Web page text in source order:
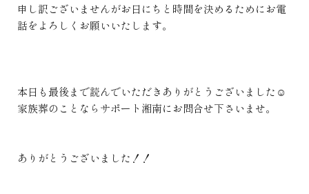
申し訳ございませんがお日にちと時間を決めるためにお電
話をよろしくお願いいたします。
本日も最後まで読んでいただきありがとうございました☺
家族葬のことならサポート湘南にお問合せ下さいませ。
ありがとうございました！！